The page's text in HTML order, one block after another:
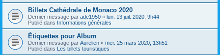
Billets Cathédrale de Monaco 2020
Dernier message par ade1950 « lun. 13 juil. 2020, 9h44
Publié dans Informations générales
Étiquettes pour Album
Dernier message par Aurelien « mer. 25 mars 2020, 13h51
Publié dans Les billets touristiques